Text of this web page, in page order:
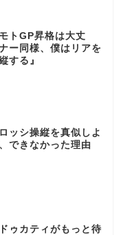
トGP昇格は大丈
ー同様、僕はリアを
する』
ッシ操縦を真似しよ
できなかった理由
ゥカティがもっと待